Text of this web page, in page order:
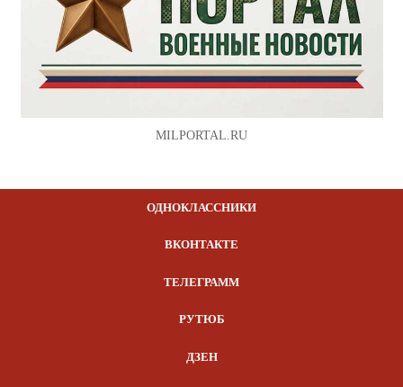
MILPORTAL.RU
ОДНОКЛАССНИКИ
ВКОНТАКТЕ
ТЕЛЕГРАММ
РУТЮБ
ДЗЕН